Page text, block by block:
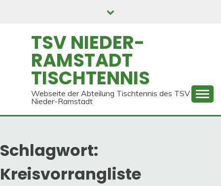
TSV NIEDER-
RAMSTADT
TISCHTENNIS
Webseite der Abteilung Tischtennis des TSV
Nieder-Ramstadt
Schlagwort:
Kreisvorrangliste